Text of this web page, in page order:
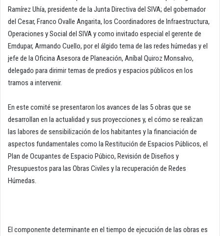
Ramírez Uhía, presidente de la Junta Directiva del SIVA; del gobernador
del Cesar, Franco Ovalle Angarita, los Coordinadores de Infraestructura,
Operaciones y Social del SIVA y como invitado especial el gerente de
Emdupar, Armando Cuello, por el álgido tema de las redes húmedas y el
jefe de la Oficina Asesora de Planeación, Aníbal Quiroz Monsalvo,
delegado para dirimir temas de predios y espacios públicos en los
tramos a intervenir.
En este comité se presentaron los avances de las 5 obras que se
desarrollan en la actualidad y sus proyecciones y, el cómo se realizan
las labores de sensibilización de los habitantes y la financiación de
aspectos fundamentales como la Restitución de Espacios Públicos, el
Plan de Ocupantes de Espacio Púbico, Revisión de Diseños y
Presupuestos para las Obras Civiles y la recuperación de Redes
Húmedas.
El componente determinante en el tiempo de ejecución de las obras es